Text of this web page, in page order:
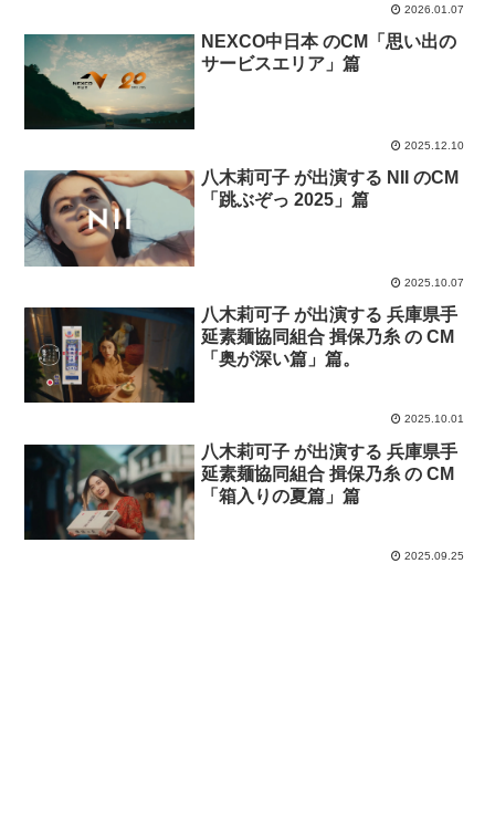
2026.01.07
NEXCO中日本 のCM「思い出の
サービスエリア」篇
2025.12.10
八木莉可子 が出演する NII のCM
「跳ぶぞっ 2025」篇
2025.10.07
八木莉可子 が出演する 兵庫県手
延素麺協同組合 揖保乃糸 の CM
「奥が深い篇」篇。
2025.10.01
八木莉可子 が出演する 兵庫県手
延素麺協同組合 揖保乃糸 の CM
「箱入りの夏篇」篇
2025.09.25